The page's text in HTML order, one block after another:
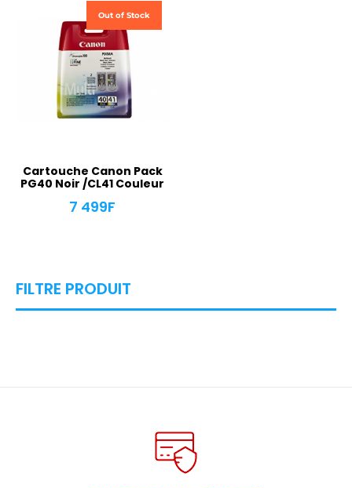
Out of Stock
Cartouche Canon Pack
PG40 Noir /CL41 Couleur
7 499F
FILTRE PRODUIT